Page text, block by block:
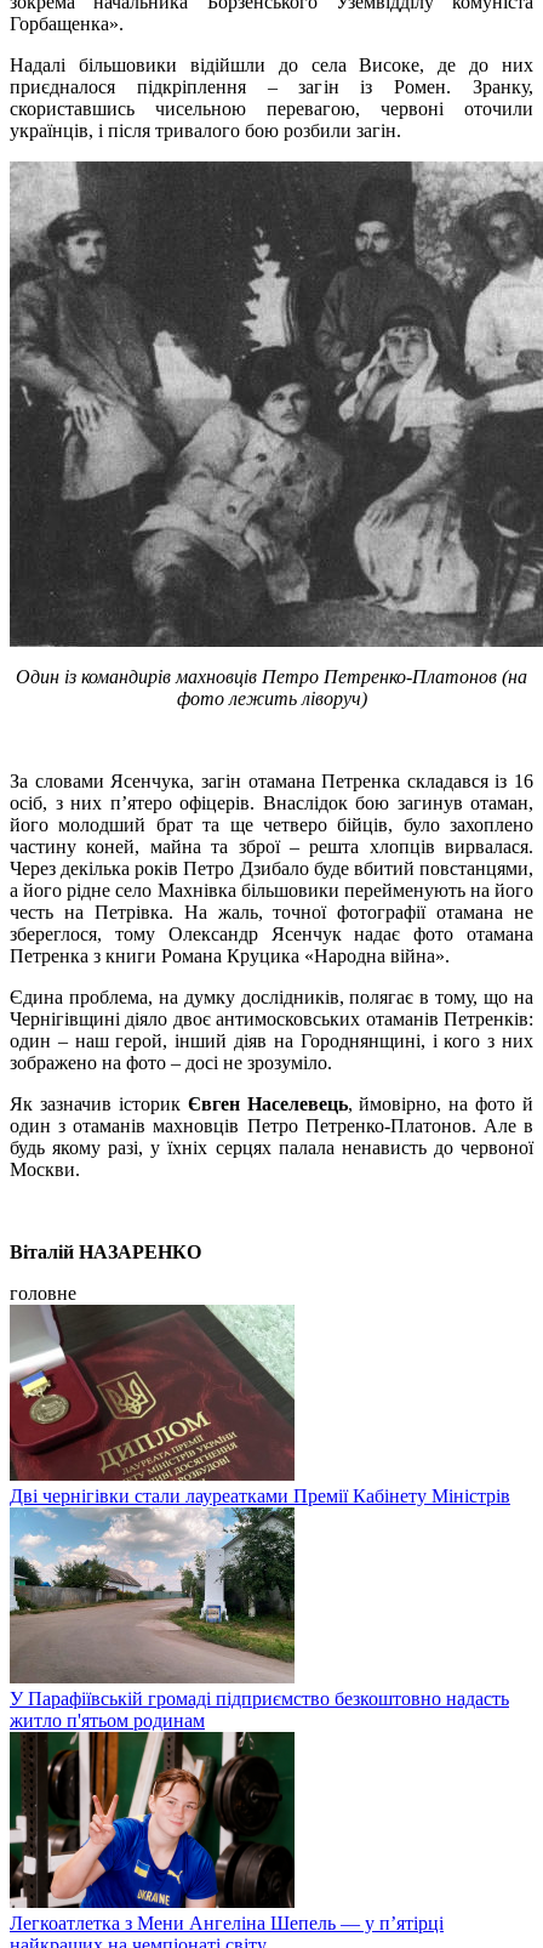
Горбащенка».
Надалі більшовики відійшли до села Високе, де до них
приєдналося підкріплення – загін із Ромен. Зранку,
скориставшись чисельною перевагою, червоні оточили
українців, і після тривалого бою розбили загін.
Один із командирів махновців Петро Петренко-Платонов (на
фото лежить ліворуч)
За словами Ясенчука, загін отамана Петренка складався із 16
осіб, з них п’ятеро офіцерів. Внаслідок бою загинув отаман,
його молодший брат та ще четверо бійців, було захоплено
частину коней, майна та зброї – решта хлопців вирвалася.
Через декілька років Петро Дзибало буде вбитий повстанцями,
а його рідне село Махнівка більшовики перейменують на його
честь на Петрівка. На жаль, точної фотографії отамана не
збереглося, тому Олександр Ясенчук надає фото отамана
Петренка з книги Романа Круцика «Народна війна».
Єдина проблема, на думку дослідників, полягає в тому, що на
Чернігівщині діяло двоє антимосковських отаманів Петренків:
один – наш герой, інший діяв на Городнянщині, і кого з них
зображено на фото – досі не зрозуміло.
Як зазначив історик Євген Населевець, ймовірно, на фото й
один з отаманів махновців Петро Петренко-Платонов. Але в
будь якому разі, у їхніх серцях палала ненависть до червоної
Москви.
Віталій НАЗАРЕНКО
головне
Дві чернігівки стали лауреатками Премії Кабінету Міністрів
У Парафіївській громаді підприємство безкоштовно надасть
житло п'ятьом родинам
Легкоатлетка з Мени Ангеліна Шепель — у п’ятірці